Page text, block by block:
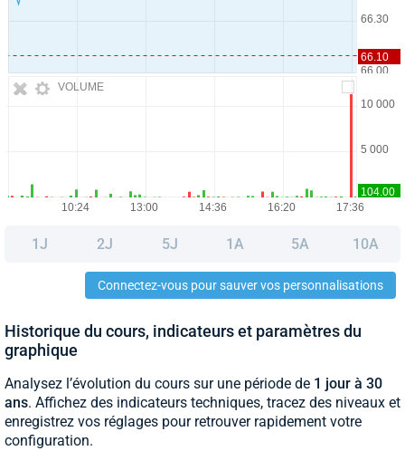
VOLUME
1J 2J 5J 1A 5A 10A
Connectez-vous pour sauver vos personnalisations
Historique du cours, indicateurs et paramètres du
graphique
Analysez l’évolution du cours sur une période de 1 jour à 30
ans. Affichez des indicateurs techniques, tracez des niveaux et
enregistrez vos réglages pour retrouver rapidement votre
configuration.